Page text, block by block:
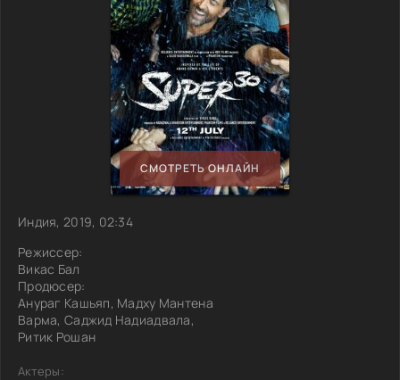
СМОТРЕТЬ ОНЛАЙН
Индия, 2019, 02:34
Режиссер:
Викас Бал
Продюсер:
Анураг Кашьяп, Мадху Мантена
Варма, Саджид Надиадвала,
Ритик Рошан
Актеры: